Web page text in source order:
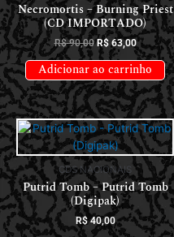
Necromortis – Burning Priest
(CD IMPORTADO)
R$90,00 R$63,00
Adicionar ao carrinho
CDS NACIONAIS
Putrid Tomb – Putrid Tomb
(Digipak)
R$40,00